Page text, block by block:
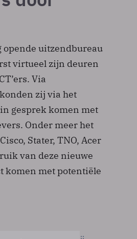
opende uitzendbureau
virtueel zijn deuren
Via
konden zij via het
gesprek komen met
Onder meer het
Stater, TNO, Acer
van deze nieuwe
komen met potentiële